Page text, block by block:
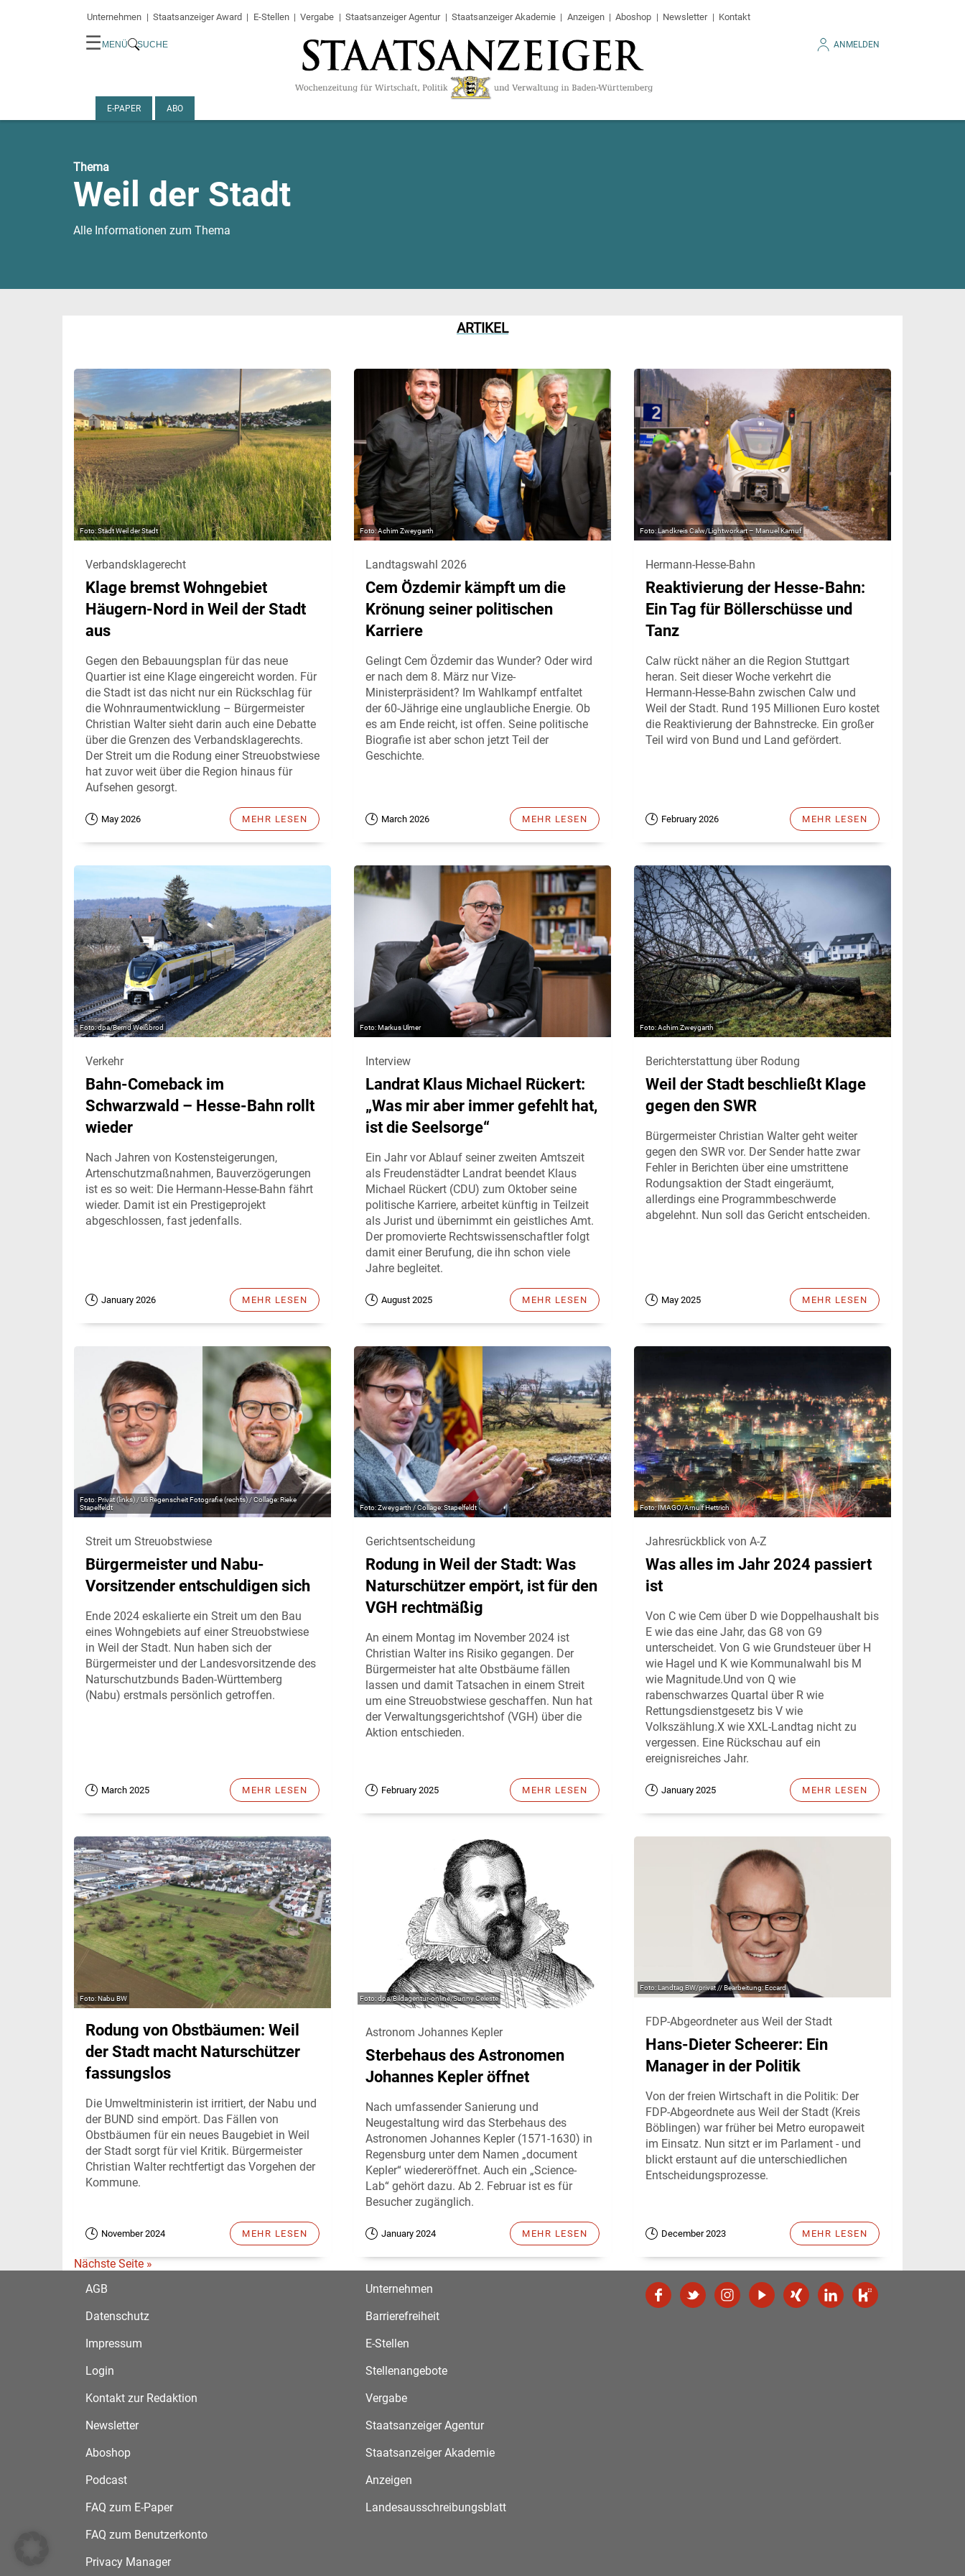
Unternehmen Staatsanzeiger Award E-Stellen Vergabe Staatsanzeiger Agentur Staatsanzeiger Akademie Anzeigen Aboshop Newsletter Kontakt
☰ MENÜ SUCHE ANMELDEN
E-PAPER ABO
Thema
Weil der Stadt
Alle Informationen zum Thema
ARTIKEL
Stadt Weil der Stadt
Verbandsklagerecht
Klage bremst Wohngebiet
Häugern-Nord in Weil der Stadt
aus
Gegen den Bebauungsplan für das neue
Quartier ist eine Klage eingereicht worden. Für
die Stadt ist das nicht nur ein Rückschlag für
die Wohnraumentwicklung – Bürgermeister
Christian Walter sieht darin auch eine Debatte
über die Grenzen des Verbandsklagerechts.
Der Streit um die Rodung einer Streuobstwiese
hat zuvor weit über die Region hinaus für
Aufsehen gesorgt.
May 2026 MEHR LESEN
Achim Zweygarth
Landtagswahl 2026
Cem Özdemir kämpft um die
Krönung seiner politischen
Karriere
Gelingt Cem Özdemir das Wunder? Oder wird
er nach dem 8. März nur Vize-
Ministerpräsident? Im Wahlkampf entfaltet
der 60-Jährige eine unglaubliche Energie. Ob
es am Ende reicht, ist offen. Seine politische
Biografie ist aber schon jetzt Teil der
Geschichte.
March 2026 MEHR LESEN
Landkreis Calw/Lightworkart – Manuel Kamuf
Hermann-Hesse-Bahn
Reaktivierung der Hesse-Bahn:
Ein Tag für Böllerschüsse und
Tanz
Calw rückt näher an die Region Stuttgart
heran. Seit dieser Woche verkehrt die
Hermann-Hesse-Bahn zwischen Calw und
Weil der Stadt. Rund 195 Millionen Euro kostet
die Reaktivierung der Bahnstrecke. Ein großer
Teil wird von Bund und Land gefördert.
February 2026 MEHR LESEN
dpa/Bernd Weißbrod
Verkehr
Bahn-Comeback im
Schwarzwald – Hesse-Bahn rollt
wieder
Nach Jahren von Kostensteigerungen,
Artenschutzmaßnahmen, Bauverzögerungen
ist es so weit: Die Hermann-Hesse-Bahn fährt
wieder. Damit ist ein Prestigeprojekt
abgeschlossen, fast jedenfalls.
January 2026 MEHR LESEN
Markus Ulmer
Interview
Landrat Klaus Michael Rückert:
„Was mir aber immer gefehlt hat,
ist die Seelsorge“
Ein Jahr vor Ablauf seiner zweiten Amtszeit
als Freudenstädter Landrat beendet Klaus
Michael Rückert (CDU) zum Oktober seine
politische Karriere, arbeitet künftig in Teilzeit
als Jurist und übernimmt ein geistliches Amt.
Der promovierte Rechtswissenschaftler folgt
damit einer Berufung, die ihn schon viele
Jahre begleitet.
August 2025 MEHR LESEN
Achim Zweygarth
Berichterstattung über Rodung
Weil der Stadt beschließt Klage
gegen den SWR
Bürgermeister Christian Walter geht weiter
gegen den SWR vor. Der Sender hatte zwar
Fehler in Berichten über eine umstrittene
Rodungsaktion der Stadt eingeräumt,
allerdings eine Programmbeschwerde
abgelehnt. Nun soll das Gericht entscheiden.
May 2025 MEHR LESEN
Privat (links) / Uli Regenscheit Fotografie (rechts) / Collage: Rieke
Stapelfeldt
Streit um Streuobstwiese
Bürgermeister und Nabu-
Vorsitzender entschuldigen sich
Ende 2024 eskalierte ein Streit um den Bau
eines Wohngebiets auf einer Streuobstwiese
in Weil der Stadt. Nun haben sich der
Bürgermeister und der Landesvorsitzende des
Naturschutzbunds Baden-Württemberg
(Nabu) erstmals persönlich getroffen.
March 2025 MEHR LESEN
Zweygarth / Collage: Stapelfeldt
Gerichtsentscheidung
Rodung in Weil der Stadt: Was
Naturschützer empört, ist für den
VGH rechtmäßig
An einem Montag im November 2024 ist
Christian Walter ins Risiko gegangen. Der
Bürgermeister hat alte Obstbäume fällen
lassen und damit Tatsachen in einem Streit
um eine Streuobstwiese geschaffen. Nun hat
der Verwaltungsgerichtshof (VGH) über die
Aktion entschieden.
February 2025 MEHR LESEN
IMAGO/Arnulf Hettrich
Jahresrückblick von A-Z
Was alles im Jahr 2024 passiert
ist
Von C wie Cem über D wie Doppelhaushalt bis
E wie das eine Jahr, das G8 von G9
unterscheidet. Von G wie Grundsteuer über H
wie Hagel und K wie Kommunalwahl bis M
wie Magnitude.Und von Q wie
rabenschwarzes Quartal über R wie
Rettungsdienstgesetz bis V wie
Volkszählung.X wie XXL-Landtag nicht zu
vergessen. Eine Rückschau auf ein
ereignisreiches Jahr.
January 2025 MEHR LESEN
Nabu BW
Rodung von Obstbäumen: Weil
der Stadt macht Naturschützer
fassungslos
Die Umweltministerin ist irritiert, der Nabu und
der BUND sind empört. Das Fällen von
Obstbäumen für ein neues Baugebiet in Weil
der Stadt sorgt für viel Kritik. Bürgermeister
Christian Walter rechtfertigt das Vorgehen der
Kommune.
November 2024 MEHR LESEN
dpa/Bildagentur-online/Sunny Celeste
Astronom Johannes Kepler
Sterbehaus des Astronomen
Johannes Kepler öffnet
Nach umfassender Sanierung und
Neugestaltung wird das Sterbehaus des
Astronomen Johannes Kepler (1571-1630) in
Regensburg unter dem Namen „document
Kepler“ wiedereröffnet. Auch ein „Science-
Lab“ gehört dazu. Ab 2. Februar ist es für
Besucher zugänglich.
January 2024 MEHR LESEN
Landtag BW/privat // Bearbeitung: Eccard
FDP-Abgeordneter aus Weil der Stadt
Hans-Dieter Scheerer: Ein
Manager in der Politik
Von der freien Wirtschaft in die Politik: Der
FDP-Abgeordnete aus Weil der Stadt (Kreis
Böblingen) war früher bei Metro europaweit
im Einsatz. Nun sitzt er im Parlament - und
blickt erstaunt auf die unterschiedlichen
Entscheidungsprozesse.
December 2023 MEHR LESEN
Nächste Seite »
AGB
Datenschutz
Impressum
Login
Kontakt zur Redaktion
Newsletter
Aboshop
Podcast
FAQ zum E-Paper
FAQ zum Benutzerkonto
Privacy Manager
Unternehmen
Barrierefreiheit
E-Stellen
Stellenangebote
Vergabe
Staatsanzeiger Agentur
Staatsanzeiger Akademie
Anzeigen
Landesausschreibungsblatt